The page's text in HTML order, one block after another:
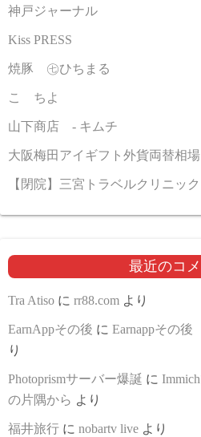
神戸ジャーナル
Kiss PRESS
焼豚 ㊆ひちまる
こゝちよ
山下商店 - キムチ
大阪梅田アイギフト外貨両替相場
【閉院】三宮トラベルクリニッ
最近のコ
Tra Atiso に rr88.com より
EarnAppその後 に Earnappその
り
Photoprismサーバー爆誕 に
の片隅から より
福井旅行 に nobartv live より